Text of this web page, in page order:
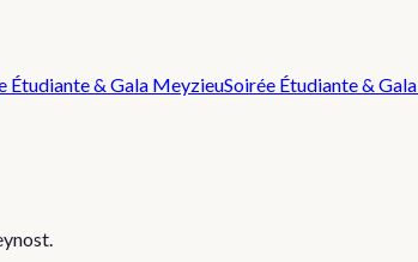
Étudiante & Gala MeyzieuSoirée Étudiante & Gala
.